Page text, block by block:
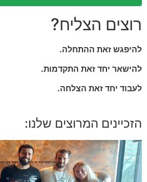
רוצים הצליח?
להיפגש זאת ההתחלה.
להישאר יחד זאת התקדמות.
לעבוד יחד זאת הצלחה.
הזכיינים המרוצים שלנו: